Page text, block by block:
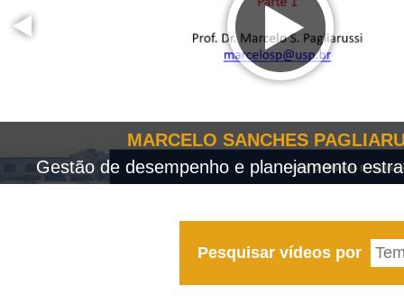
MARCELO SANCHES
Gestão de desempenho e planejamento
Pesquisar vídeos por